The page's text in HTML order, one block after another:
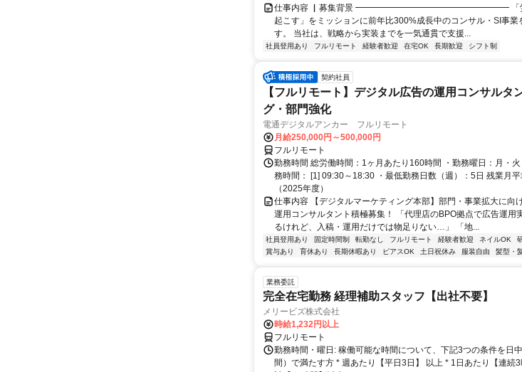
仕事内容 ▏募集背景 ━━━━━━━━━━━━━━━━━━ 「労
起こす」をミッションに前年比300%成長中のコンサル・SI事業
す。 当社は、戦略から実装までを一気通貫で支援...
社員登用あり フルリモート 経験者歓迎 在宅OK 長期歓迎 シフト制
契約社員
【フルリモート】デジタル広告の運用コンサル
グ・部門強化
電通デジタルアンカー フルリモート
月給250,000円～500,000円
フルリモート
勤務時間 総労働時間：1ヶ月あたり160時間 ・勤務曜日：月・
務時間： [1] 09:30～18:30 ・最低勤務日数（週）：5日 残業月
（2025年度）
仕事内容 【デジタルマーケティング本部】部門・事業拡大に向
運用コンサルタント積極募集！ 「代理店のBPO拠点で広告運用
るけれど、入稿・運用だけでは物足りない…」 「地...
社員登用あり 固定時間制 転勤なし フルリモート 経験者歓迎 ネイルOK
賞与あり
育休あり 長期休暇あり ピアスOK 土日祝休み 服装自由 髪型・
業務委託
完全在宅勤務 経理補助スタッフ【出社不要】
メリービズ株式会社
時給1,232円以上
フルリモート
勤務時間・曜日: 稼働可能な時間について、下記3つの条件を日
間）で満たす方 * 週あたり【平日3日】 以上 * 1日あたり【連続